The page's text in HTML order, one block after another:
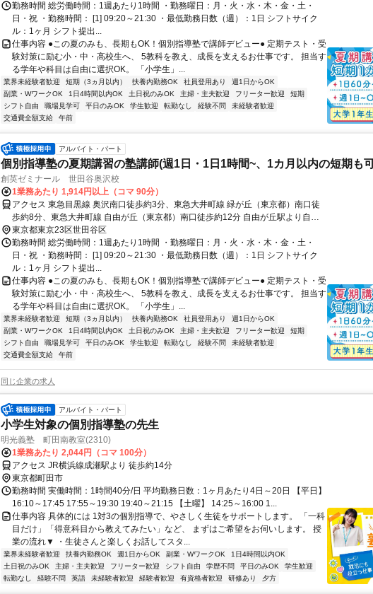
勤務時間 総労働時間：1週あたり1時間 ・勤務曜日：月・火・水・木・金・土・
日・祝 ・勤務時間： [1] 09:20～21:30 ・最低勤務日数（週）：1日 シフトサイク
ル：1ヶ月 シフト提出...
仕事内容 ●この夏のみも、長期もOK！個別指導塾で講師デビュー● 定期テスト・受
験対策に励む小・中・高校生へ、 5教科を教え、成長を支えるお仕事です。 担当す
る学年や科目は自由に選択OK。 「小学生」...
業界未経験者歓迎 短期（3ヵ月以内） 扶養内勤務OK 社員登用あり
週1日からOK
副業・WワークOK
1日4時間以内OK 土日祝のみOK 主婦・主夫歓迎 フリーター歓迎
短期
シフト自由
職場見学可 平日のみOK 学生歓迎 転勤なし 経験不問
未経験者歓迎
交通費全額支給
午前
アルバイト・パート
個別指導塾の夏期講習の塾講師(週1日・1日1時間~、1カ月以内の短期も
創英ゼミナール 世田谷奥沢校
1業務あたり 1,914円以上（コマ 90分）
アクセス 東急目黒線 奥沢南口徒歩約3分、東急大井町線 緑が丘（東京都）南口徒
歩約8分、東急大井町線 自由が丘（東京都）南口徒歩約12分 自由が丘駅より自転
車で5分
東京都東京23区世田谷区
勤務時間 総労働時間：1週あたり1時間 ・勤務曜日：月・火・水・木・金・土・
日・祝 ・勤務時間： [1] 09:20～21:30 ・最低勤務日数（週）：1日 シフトサイク
ル：1ヶ月 シフト提出...
仕事内容 ●この夏のみも、長期もOK！個別指導塾で講師デビュー● 定期テスト・受
験対策に励む小・中・高校生へ、 5教科を教え、成長を支えるお仕事です。 担当す
る学年や科目は自由に選択OK。 「小学生」...
業界未経験者歓迎 短期（3ヵ月以内） 扶養内勤務OK 社員登用あり
週1日からOK
副業・WワークOK
1日4時間以内OK 土日祝のみOK 主婦・主夫歓迎 フリーター歓迎
短期
シフト自由
職場見学可 平日のみOK 学生歓迎 転勤なし 経験不問
未経験者歓迎
交通費全額支給
午前
同じ企業の求人
アルバイト・パート
小学生対象の個別指導塾の先生
明光義塾 町田南教室(2310)
1業務あたり 2,044円（コマ 100分）
アクセス JR横浜線成瀬駅より 徒歩約14分
東京都町田市
勤務時間 実働時間：1時間40分/日 平均勤務日数：1ヶ月あたり4日～20日 【平日】
16:10～17:45 17:55～19:30 19:40～21:15 【土曜】 14:25～16:00 1...
仕事内容 具体的には 1対3の個別指導で、やさしく生徒をサポートします。 「一科
目だけ」「得意科目から教えてみたい」など、 まずはご希望をお伺いします。 授
業の流れ▼ ・生徒さんと楽しくお話してスタ...
業界未経験者歓迎 扶養内勤務OK 週1日からOK 副業・WワークOK
1日4時間以内OK
土日祝のみOK
主婦・主夫歓迎 フリーター歓迎 シフト自由 学歴不問 平日のみOK
学生歓迎
転勤なし
経験不問 英語 未経験者歓迎 経験者歓迎 有資格者歓迎 研修あり 夕方